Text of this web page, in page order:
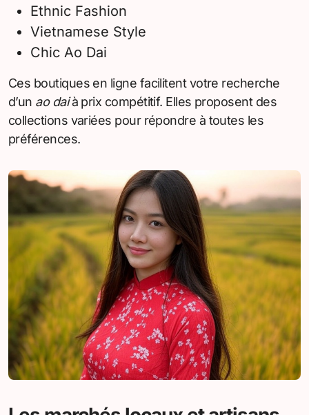
Ethnic Fashion
Vietnamese Style
Chic Ao Dai
Ces boutiques en ligne facilitent votre recherche
d’un ao daià prix compétitif. Elles proposent des
collections variées pour répondre à toutes les
préférences.